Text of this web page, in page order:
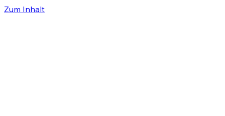
Zum Inhalt